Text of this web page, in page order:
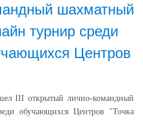
шахматный
турнир среди
Центров
III открытый лично-командный
обучающихся Центров "Точка